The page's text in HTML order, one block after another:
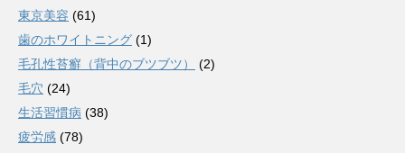
東京美容 (61)
歯のホワイトニング (1)
毛孔性苔癬（背中のブツブツ）
(2)
毛穴 (24)
生活習慣病 (38)
疲労感 (78)